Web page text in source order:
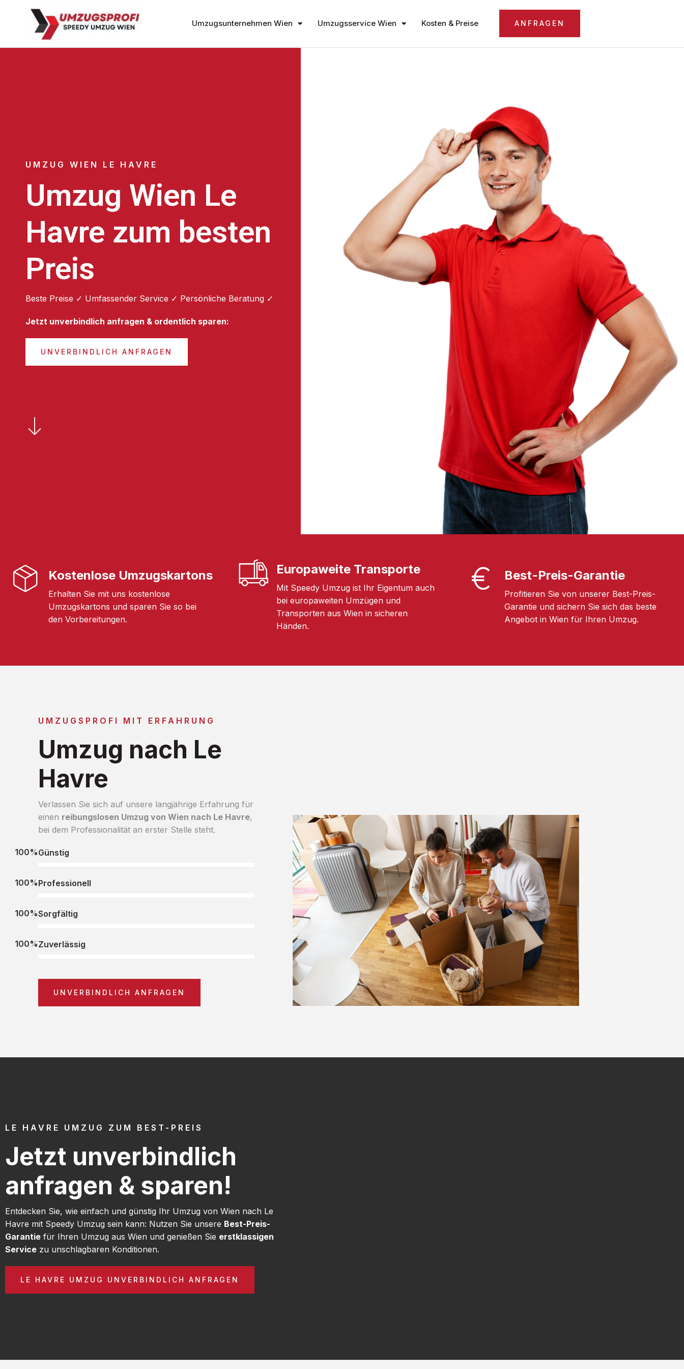
Umzugsunternehmen Wien Umzugsservice Wien Kosten & Preise ANFRAGEN
UMZUG WIEN LE HAVRE
Umzug Wien Le
Havre zum besten
Preis
Beste Preise ✓ Umfassender Service ✓ Persönliche Beratung ✓
Jetzt unverbindlich anfragen & ordentlich sparen:
UNVERBINDLICH ANFRAGEN
Kostenlose Umzugskartons
Erhalten Sie mit uns kostenlose
Umzugskartons und sparen Sie so bei
den Vorbereitungen.
Europaweite Transporte
Mit Speedy Umzug ist Ihr Eigentum auch
bei europaweiten Umzügen und
Transporten aus Wien in sicheren
Händen.
Best-Preis-Garantie
Profitieren Sie von unserer Best-Preis-
Garantie und sichern Sie sich das beste
Angebot in Wien für Ihren Umzug.
UMZUGSPROFI MIT ERFAHRUNG
Umzug nach Le
Havre
Verlassen Sie sich auf unsere langjährige Erfahrung für
einen reibungslosen Umzug von Wien nach Le Havre,
bei dem Professionalität an erster Stelle steht.
Günstig
100%
Professionell
100%
Sorgfältig
100%
Zuverlässig
100%
UNVERBINDLICH ANFRAGEN
LE HAVRE UMZUG ZUM BEST-PREIS
Jetzt unverbindlich
anfragen & sparen!
Entdecken Sie, wie einfach und günstig Ihr Umzug von Wien nach Le
Havre mit Speedy Umzug sein kann: Nutzen Sie unsere Best-Preis-
Garantie für Ihren Umzug aus Wien und genießen Sie erstklassigen
Service zu unschlagbaren Konditionen.
LE HAVRE UMZUG UNVERBINDLICH ANFRAGEN